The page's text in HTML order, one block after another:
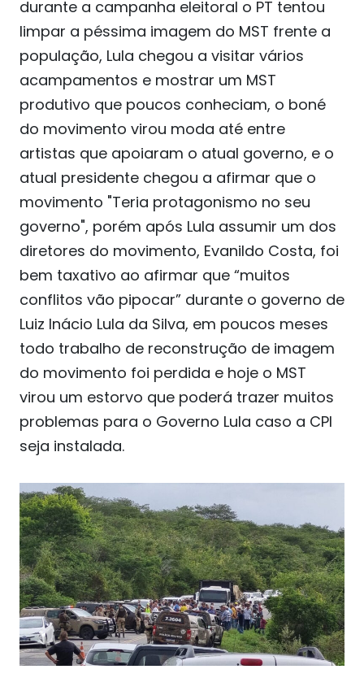
durante a campanha eleitoral o PT tentou
limpar a péssima imagem do MST frente a
população, Lula chegou a visitar vários
acampamentos e mostrar um MST
produtivo que poucos conheciam, o boné
do movimento virou moda até entre
artistas que apoiaram o atual governo, e o
atual presidente chegou a afirmar que o
movimento "Teria protagonismo no seu
governo", porém após Lula assumir um dos
diretores do movimento, Evanildo Costa, foi
bem taxativo ao afirmar que “muitos
conflitos vão pipocar” durante o governo de
Luiz Inácio Lula da Silva, em poucos meses
todo trabalho de reconstrução de imagem
do movimento foi perdida e hoje o MST
virou um estorvo que poderá trazer muitos
problemas para o Governo Lula caso a CPI
seja instalada.